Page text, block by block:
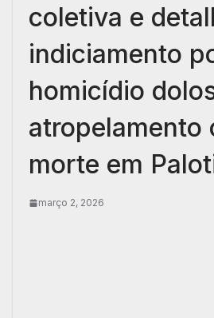
coletiva e
indiciamento
homicídio
atropelamento
morte em
março 2, 2026